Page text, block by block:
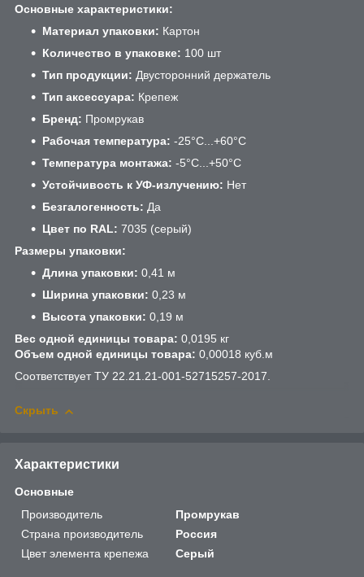
Основные характеристики:
Материал упаковки: Картон
Количество в упаковке: 100 шт
Тип продукции: Двусторонний держатель
Тип аксессуара: Крепеж
Бренд: Промрукав
Рабочая температура: -25°C...+60°C
Температура монтажа: -5°C...+50°C
Устойчивость к УФ-излучению: Нет
Безгалогенность: Да
Цвет по RAL: 7035 (серый)
Размеры упаковки:
Длина упаковки: 0,41 м
Ширина упаковки: 0,23 м
Высота упаковки: 0,19 м
Вес одной единицы товара: 0,0195 кг
Объем одной единицы товара: 0,00018 куб.м
Соответствует ТУ 22.21.21-001-52715257-2017.
Скрыть
Характеристики
Основные
Производитель
Промрукав
Страна производитель
Россия
Цвет элемента крепежа
Серый